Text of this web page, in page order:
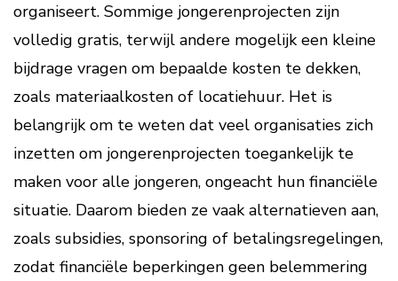
organiseert. Sommige jongerenprojecten zijn
volledig gratis, terwijl andere mogelijk een kleine
bijdrage vragen om bepaalde kosten te dekken,
zoals materiaalkosten of locatiehuur. Het is
belangrijk om te weten dat veel organisaties zich
inzetten om jongerenprojecten toegankelijk te
maken voor alle jongeren, ongeacht hun financiële
situatie. Daarom bieden ze vaak alternatieven aan,
zoals subsidies, sponsoring of betalingsregelingen,
zodat financiële beperkingen geen belemmering